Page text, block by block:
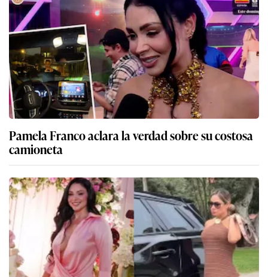
Pamela Franco aclara la verdad sobre su costosa
camioneta